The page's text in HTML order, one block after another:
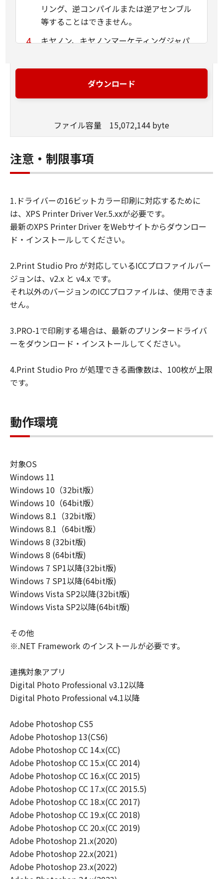
リング、逆コンパイルまたは逆アセンブル
等することはできません。
キヤノン、キヤノンマーケティングジャパ
は、本ソフトウェアがユーザーの特定の目
的のために適当であること、もしくは有用
ていかなる保証もいたしません。
キヤノン、キヤノンマーケティングジャパ
ン株式会社およびキヤノンのライセンサー
は、本ソフトウェアの使用に付随または関
連して生ずる直接的または間接的な損失、
一切の責任を負いません。
ユーザーは、日本国政府または該当国の政
府より必要な許可等を得ることなしに、本
ソフトウェアの全部または一部を、直接ま
たは間接に輸出してはなりません。
ダウンロード
ファイル容量 15,072,144 byte
注意・制限事項
1.ドライバーの16ビットカラー印刷に対応するために
は、XPS Printer Driver Ver.5.xxが必要です。
最新のXPS Printer Driver をWebサイトからダウンロー
ド・インストールしてください。
2.Print Studio Pro が対応しているICCプロファイルバー
ジョンは、v2.x と v4.x です。
それ以外のバージョンのICCプロファイルは、使用できま
せん。
3.PRO-1で印刷する場合は、最新のプリンタードライバ
ーをダウンロード・インストールしてください。
4.Print Studio Pro が処理できる画像数は、100枚が上限
です。
動作環境
対象OS
Windows 11
Windows 10（32bit版）
Windows 10（64bit版）
Windows 8.1（32bit版）
Windows 8.1（64bit版）
Windows 8 (32bit版)
Windows 8 (64bit版)
Windows 7 SP1以降(32bit版)
Windows 7 SP1以降(64bit版)
Windows Vista SP2以降(32bit版)
Windows Vista SP2以降(64bit版)
その他
※.NET Framework のインストールが必要です。
連携対象アプリ
Digital Photo Professional v3.12以降
Digital Photo Professional v4.1以降
Adobe Photoshop CS5
Adobe Photoshop 13(CS6)
Adobe Photoshop CC 14.x(CC)
Adobe Photoshop CC 15.x(CC 2014)
Adobe Photoshop CC 16.x(CC 2015)
Adobe Photoshop CC 17.x(CC 2015.5)
Adobe Photoshop CC 18.x(CC 2017)
Adobe Photoshop CC 19.x(CC 2018)
Adobe Photoshop CC 20.x(CC 2019)
Adobe Photoshop 21.x(2020)
Adobe Photoshop 22.x(2021)
Adobe Photoshop 23.x(2022)